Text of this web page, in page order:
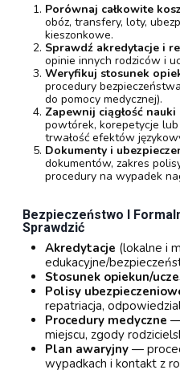
Porównaj całkowite
obóz, transfery, loty,
kieszonkowe.
Sprawdź akredytacje i
opinie innych rodziców i
Weryfikuj stosunek
procedury
do pomocy medycznej).
Zapewnij ciągłość
powtórek, korepetycje
trwałość efektów
Dokumenty i
dokumentów, zakres
procedury na wypadek
Bezpieczeństwo I
Sprawdzić
Akredytacje (lokalne i
edukacyjne/
Stosunek opiekun/
Polisy
repatriacja,
Procedury medyczne —
miejscu, zgody
Plan awaryjny —
wypadkach i kontakt z